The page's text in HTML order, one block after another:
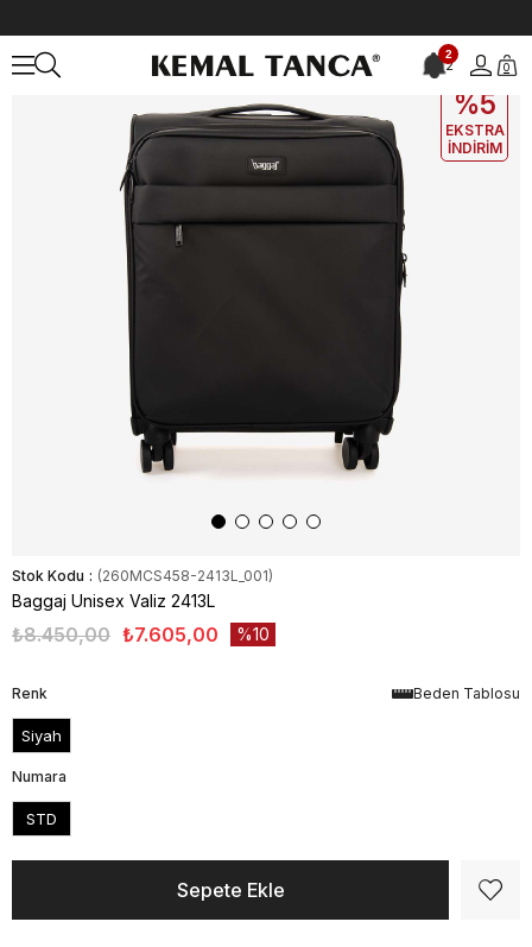
2
2 0
EKLE5
%5
EKSTRA
İNDİRİM
Stok Kodu (260MCS458-2413L_001)
Baggaj Unisex Valiz 2413L
₺8.450,00 ₺7.605,00 10
Beden Tablosu
Renk
Siyah
Numara
STD